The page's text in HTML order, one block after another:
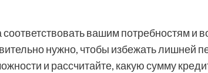
вашим потребностям и
нужно, чтобы избежать лишней
и рассчитайте, какую сумму